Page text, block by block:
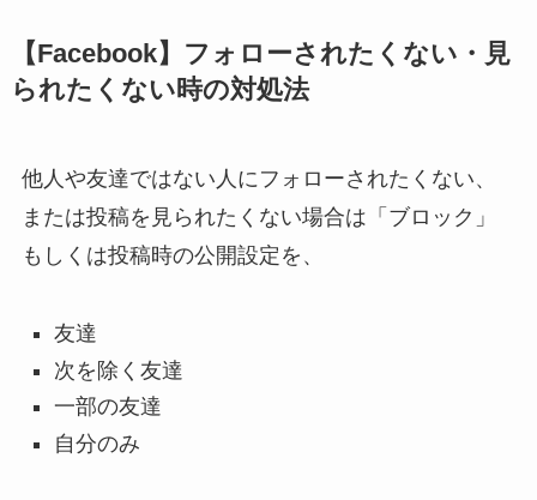
【Facebook】フォローされたくない・見
られたくない時の対処法
他人や友達ではない人にフォローされたくない、
または投稿を見られたくない場合は「ブロック」
もしくは投稿時の公開設定を、
友達
次を除く友達
一部の友達
自分のみ